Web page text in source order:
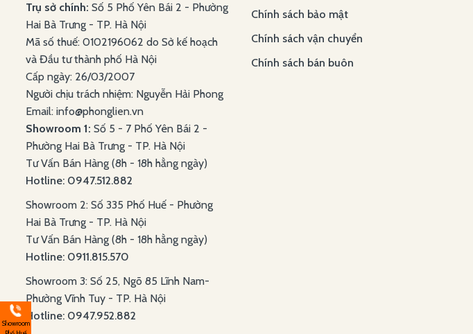
Showroom
Trụ sở chính: Số 5 Phố Yên Bái 2 - Phường
Hai Bà Trưng - TP. Hà Nội
Mã số thuế: 0102196062 do Sở kế hoạch
và Đầu tư thành phố Hà Nội
Cấp ngày: 26/03/2007
Người chịu trách nhiệm: Nguyễn Hải Phong
Email: info@phonglien.vn
Showroom 1: Số 5 - 7 Phố Yên Bái 2 -
Phường Hai Bà Trưng - TP. Hà Nội
Tư Vấn Bán Hàng (8h - 18h hằng ngày)
Hotline: 0947.512.882
Showroom 2: Số 335 Phố Huế - Phường
Hai Bà Trưng - TP. Hà Nội
Tư Vấn Bán Hàng (8h - 18h hằng ngày)
Hotline: 0911.815.570
Showroom 3: Số 25, Ngõ 85 Lĩnh Nam-
Phường Vĩnh Tuy - TP. Hà Nội
Hotline: 0947.952.882
Chính sách bảo mật
Chính sách vận chuyển
Chính sách bán buôn